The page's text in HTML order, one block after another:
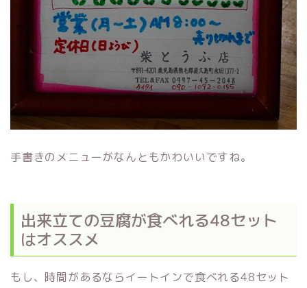
手書きのメニューがなんともかわいいですね。
出来立ての豆腐が食べれる48セット
はオススメ
もし、時間があるならイートインで食べれる48セット